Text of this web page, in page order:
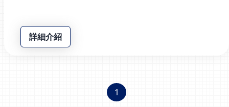
詳細介紹
1